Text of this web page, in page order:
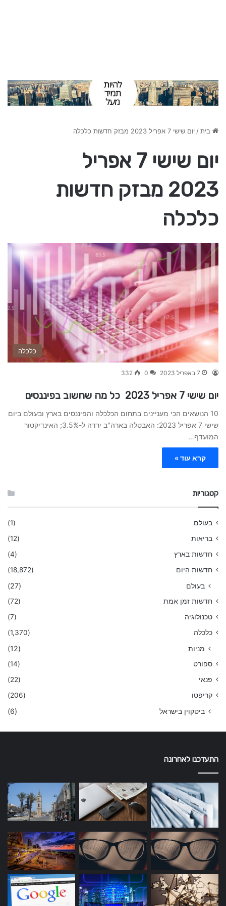
בית/יום שישי 7 אפריל 2023 מבזק חדשות כלכלה
יום שישי 7 אפריל
2023 מבזק חדשות
כלכלה
כלכלה
7 באפריל 2023 0
332
יום שישי 7 אפריל 2023 כל מה שחשוב בפיננסים
10 הנושאים הכי מעניינים בתחום הכלכלה והפיננסים בארץ ובעולם ביום
שישי 7 אפריל 2023: האבטלה בארה"ב ירדה ל-3.5%; האינדיקטור
המועדף…
קרא עוד »
קטגוריות
בעולם
(1)
בריאות
(12)
חדשות בארץ
(4)
חדשות היום
(18,872)
בעולם (27)
חדשות זמן אמת
(72)
טכנולוגיה
(7)
כלכלה
(1,370)
מניות (12)
ספורט
(14)
פנאי
(22)
קריפטו
(206)
ביטקוין בישראל (6)
התעדכנו לאחרונה